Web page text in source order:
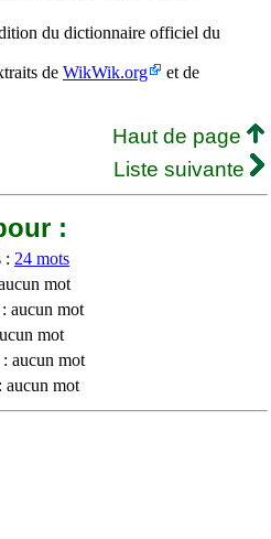
du dictionnaire officiel du
de WikWik.org
et de
Haut de page
Liste suivante
:
: 24 mots
mot
aucun mot
mot
aucun mot
aucun mot